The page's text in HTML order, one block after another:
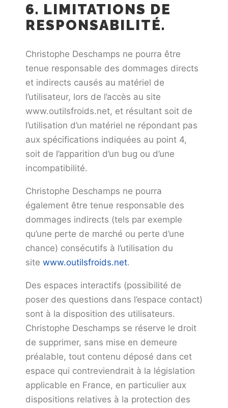
6. LIMITATIONS DE
RESPONSABILITÉ.
Christophe Deschamps ne pourra être
tenue responsable des dommages directs
et indirects causés au matériel de
l’utilisateur, lors de l’accès au site
www.outilsfroids.net, et résultant soit de
l’utilisation d’un matériel ne répondant pas
aux spécifications indiquées au point 4,
soit de l’apparition d’un bug ou d’une
incompatibilité.
Christophe Deschamps ne pourra
également être tenue responsable des
dommages indirects (tels par exemple
qu’une perte de marché ou perte d’une
chance) consécutifs à l’utilisation du
site www.outilsfroids.net.
Des espaces interactifs (possibilité de
poser des questions dans l’espace contact)
sont à la disposition des utilisateurs.
Christophe Deschamps se réserve le droit
de supprimer, sans mise en demeure
préalable, tout contenu déposé dans cet
espace qui contreviendrait à la législation
applicable en France, en particulier aux
dispositions relatives à la protection des